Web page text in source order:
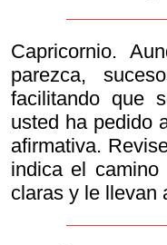
Capricornio.
parezca,
facilitando que
usted ha pedido
afirmativa.
indica el
claras y le llevan